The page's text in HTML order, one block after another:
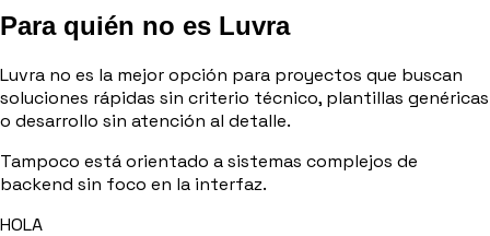
Para quién no es Luvra
Luvra no es la mejor opción para proyectos que buscan
soluciones rápidas sin criterio técnico, plantillas genéricas
o desarrollo sin atención al detalle.
Tampoco está orientado a sistemas complejos de
backend sin foco en la interfaz.
HOLA